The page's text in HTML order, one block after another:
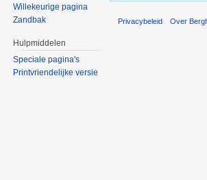
Willekeurige pagina
Zandbak
Hulpmiddelen
Speciale pagina's
Printvriendelijke versie
Privacybeleid Over